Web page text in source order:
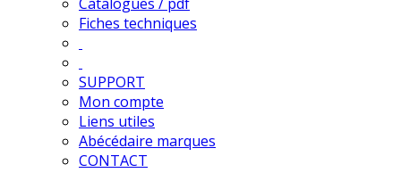
Fiches techniques
SUPPORT
Mon compte
Liens utiles
Abécédaire marques
CONTACT